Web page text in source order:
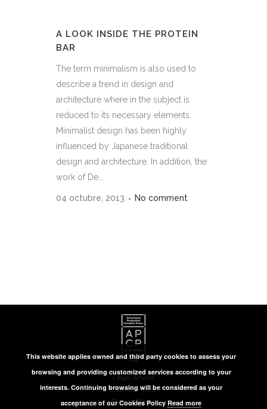
A LOOK INSIDE THE PROTEIN
BAR
The term minimalism is also used to
describe a trend in design and
architecture where in the subject is
reduced to its necessary elements.
Minimalist design has been highly
influenced by Japanese traditional
design and architecture. In addition, the
work of De...
04 octubre, 2013 No comment
Legal Advice
Cookies Policy
Privacy Policy
This website applies owned and third party cookies to assess your
browsing and providing customized services according to your
interests. Continuing browsing will be considered as your
acceptance of our Cookies PolicyRead more